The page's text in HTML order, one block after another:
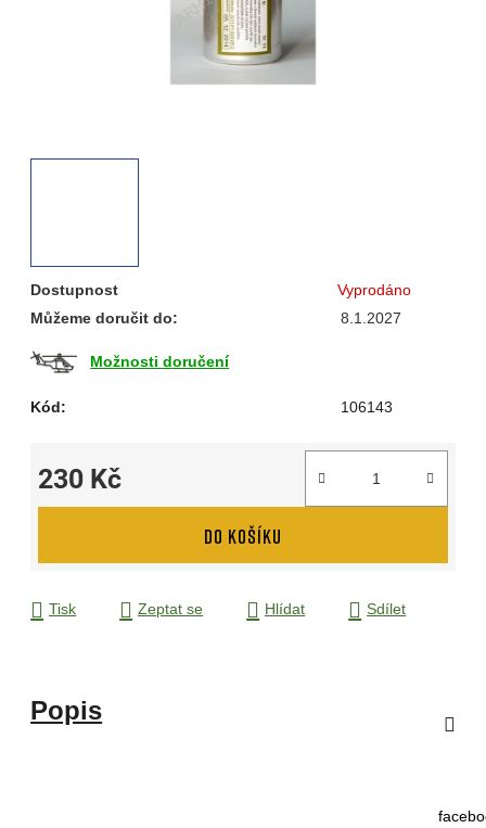
Dostupnost
Vyprodáno
Můžeme doručit do:
8.1.2027
Možnosti doručení
Kód: 106143
230 Kč
Měrná cena:
DO KOŠÍKU
Tisk Zeptat se Hlídat Sdílet
Popis